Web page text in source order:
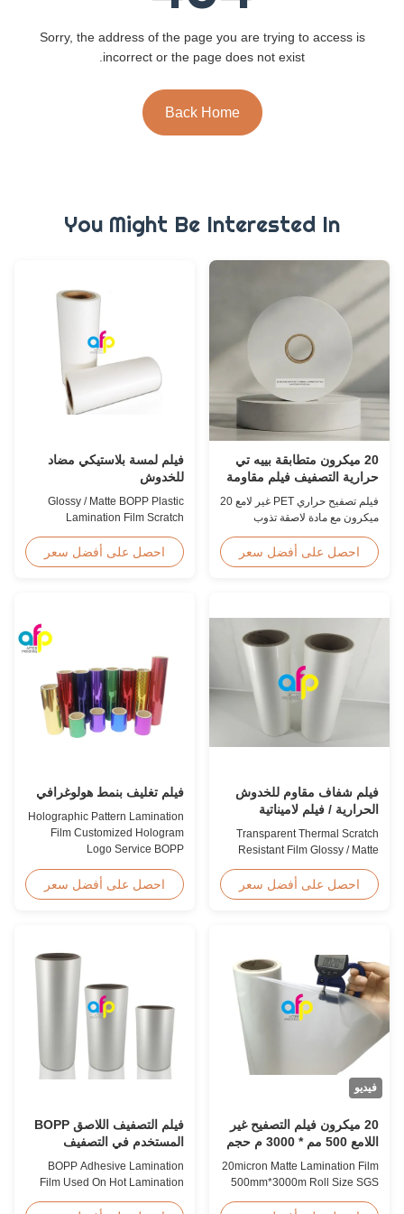
Sorry, the address of the page you are trying to access is
incorrect or the page does not exist.
Back Home
You Might Be Interested In
20 ميكرون متطابقة بييه تي
حرارية التصفيف فيلم مقاومة
للرطوبة إيفا
فيلم تصفيح حراري PET غير لامع 20
ميكرون مع مادة لاصقة تذوب
مناسب لتصفيح التغليف المرن
بسرعات تصل إلى 60 م / دقيقة.
احصل على أفضل سعر
فيلم لمسة بلاستيكي مضاد
للخدوش
Glossy / Matte BOPP Plastic
Lamination Film Scratch
Plastic Lamination Film Scratch
Resistant Film Product
1000mm Thickness 24micron -
32micron Roll Length 300m -
4000m Core Size 1 inch ...
احصل على أفضل سعر
فيلم شفاف مقاوم للخدوش
الحرارية / فيلم لاميناتية
متضارقة / متطاطية المنتهية
موافقة SGS
Transparent Thermal Scratch
Resistant Film Glossy / Matte
Approval Price Offer Glossy and
Matte Scratch Resistant Thermal
Lamination Film China Supplier
Material BOPP + EVA Roll ...
احصل على أفضل سعر
فيلم تغليف بنمط هولوغرافي
Holographic Pattern Lamination
Film Customized Hologram
Logo Service BOPP
Film for Shopping Bags
Packaging offers fantastic
brand exposure and create vivid
impressions. We accept ...
احصل على أفضل سعر
فيديو
20 ميكرون فيلم التصفيح غير
اللامع 500 مم * 3000 م حجم
لفة شهادة SGS
20micron Matte Lamination Film
500mm*3000m Roll Size SGS
فيلم التصفيف اللاصق BOPP
المستخدم في التصفيف
الساخن
BOPP Adhesive Lamination
Film Used On Hot Lamination